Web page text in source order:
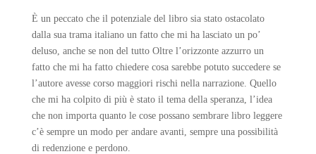
È un peccato che il potenziale del libro sia stato ostacolato
dalla sua trama italiano un fatto che mi ha lasciato un po’
deluso, anche se non del tutto Oltre l’orizzonte azzurro un
fatto che mi ha fatto chiedere cosa sarebbe potuto succedere se
l’autore avesse corso maggiori rischi nella narrazione. Quello
che mi ha colpito di più è stato il tema della speranza, l’idea
che non importa quanto le cose possano sembrare libro leggere
c’è sempre un modo per andare avanti, sempre una possibilità
di redenzione e perdono.